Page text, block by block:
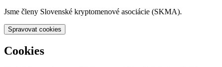
Jsme členy Slovenské kryptomenové asociácie (SKMA).
Spravovat cookies
Cookies